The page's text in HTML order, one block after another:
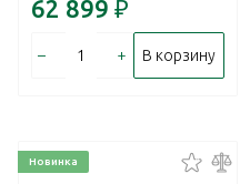
62 899 ₽
– + В корзину
Новинка